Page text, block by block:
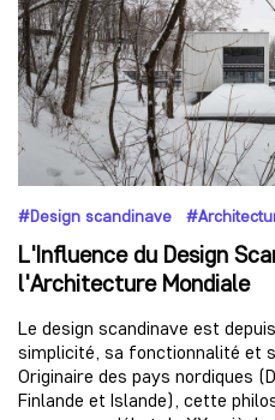
#Design scandinave
L'Influence du Design
l'Architecture Mondiale
Le design scandinave est
simplicité, sa fonctionnalité et
Originaire des pays nordiques
Finlande et Islande), cette